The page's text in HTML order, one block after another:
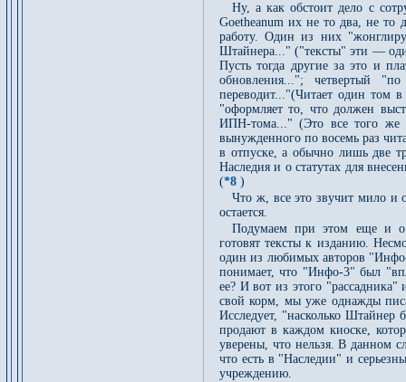
Ну, а как обстоит дело с
Goetheanum их не то два, не
работу. Один из них
Штайнера..." ("тексты" эти —
Пусть тогда другие за это и
обновления..."; четвертый
переводит..."(Читает один том
"оформляет то, что должен
ИПН-тома..." (Это все того же
вынужденного по восемь раз
в отпуске, а обычно лишь две
Наследия и о статутах для
(*8 )
Что ж, все это звучит мило и
остается.
Подумаем при этом еще и о
готовят тексты к изданию.
один из любимых авторов
понимает, что "Инфо-3" был
ее? И вот из этого
свой корм, мы уже однажды
Исследует, "насколько Штайнер
продают в каждом киоске,
уверены, что нельзя. В данном
что есть в "Наследии" и
учреждению.